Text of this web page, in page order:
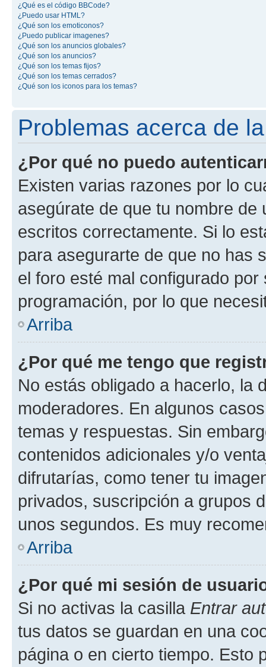
¿Qué es el código BBCode?
¿Puedo usar HTML?
¿Qué son los emoticonos?
¿Puedo publicar imagenes?
¿Qué son los anuncios globales?
¿Qué son los anuncios?
¿Qué son los temas fijos?
¿Qué son los temas cerrados?
¿Qué son los iconos para los temas?
Problemas acerca de
¿Por qué no puedo
Existen varias razones por lo
asegúrate de que tu nombre
escritos correctamente. Si lo
para asegurarte de que no has
el foro esté mal configurado
programación, por lo que
Arriba
¿Por qué me tengo que
No estás obligado a hacerlo, la
moderadores. En algunos
temas y respuestas. Sin
contenidos adicionales y/o
difrutarías, como tener tu
privados, suscripción a grupos
unos segundos. Es muy
Arriba
¿Por qué mi sesión de
Si no activas la casilla Entrar
tus datos se guardan en una
página o en cierto tiempo. Esto